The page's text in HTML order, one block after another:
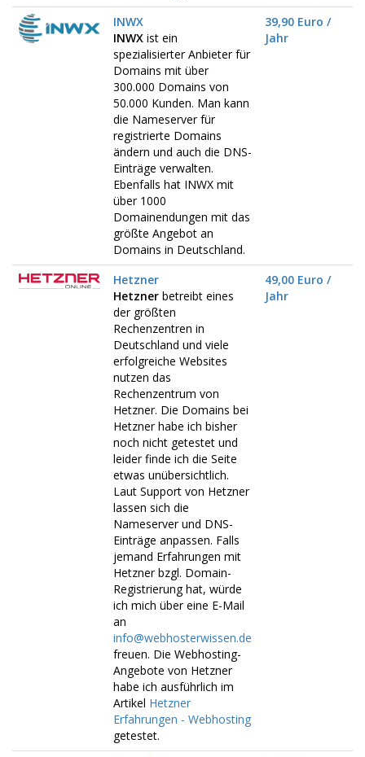
INWX
INWX ist ein
spezialisierter Anbieter für
Domains mit über
300.000 Domains von
50.000 Kunden. Man kann
die Nameserver für
registrierte Domains
ändern und auch die DNS-
Einträge verwalten.
Ebenfalls hat INWX mit
über 1000
Domainendungen mit das
größte Angebot an
Domains in Deutschland.
39,90 Euro /
Jahr
Hetzner
Hetzner betreibt eines
der größten
Rechenzentren in
Deutschland und viele
erfolgreiche Websites
nutzen das
Rechenzentrum von
Hetzner. Die Domains bei
Hetzner habe ich bisher
noch nicht getestet und
leider finde ich die Seite
etwas unübersichtlich.
Laut Support von Hetzner
lassen sich die
Nameserver und DNS-
Einträge anpassen. Falls
jemand Erfahrungen mit
Hetzner bzgl. Domain-
Registrierung hat, würde
ich mich über eine E-Mail
an
info@webhosterwissen.de
freuen. Die Webhosting-
Angebote von Hetzner
habe ich ausführlich im
Artikel Hetzner
Erfahrungen - Webhosting
getestet.
49,00 Euro /
Jahr